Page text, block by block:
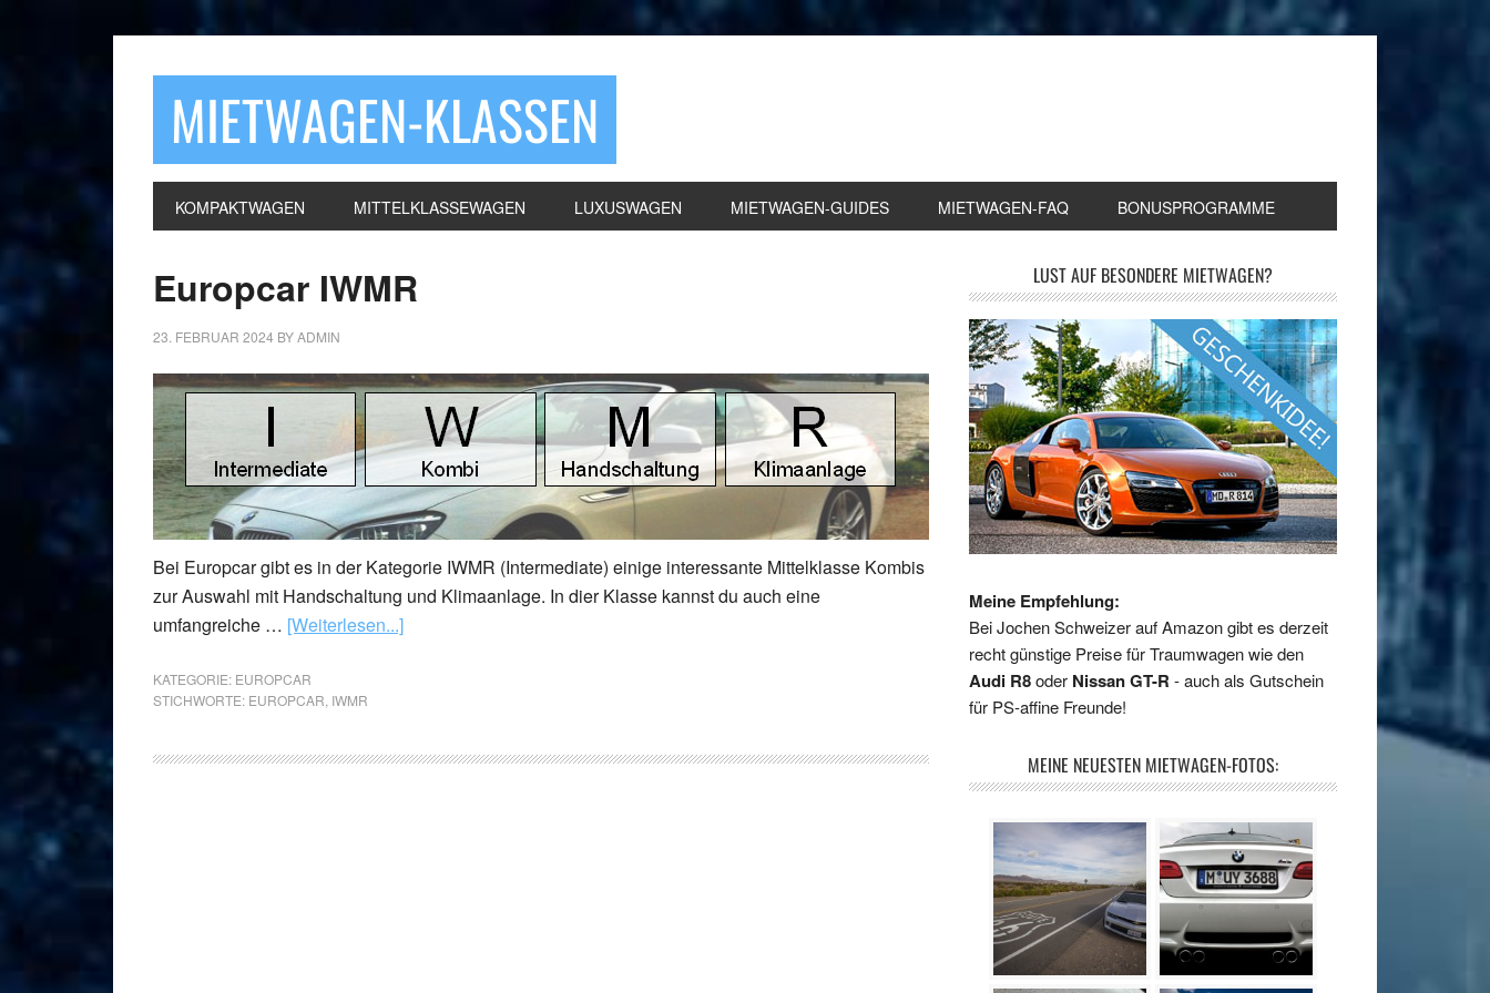
MIETWAGEN-KLASSEN
KOMPAKTWAGEN MITTELKLASSEWAGEN LUXUSWAGEN MIETWAGEN-GUIDES MIETWAGEN-FAQ BONUSPROGRAMME
Europcar IWMR
23. FEBRUAR 2024 BYADMIN
Bei Europcar gibt es in der Kategorie IWMR (Intermediate) einige interessante Mittelklasse Kombis
zur Auswahl mit Handschaltung und Klimaanlage. In dier Klasse kannst du auch eine
umfangreiche … [Weiterlesen...]
KATEGORIE: EUROPCAR
STICHWORTE: EUROPCAR IWMR
LUST AUF BESONDERE MIETWAGEN?
Meine Empfehlung:
Bei Jochen Schweizer auf Amazon gibt es derzeit
recht günstige Preise für Traumwagen wie den
Audi R8oder Nissan GT-R - auch als Gutschein
für PS-affine Freunde!
MEINE NEUESTEN MIETWAGEN-FOTOS: